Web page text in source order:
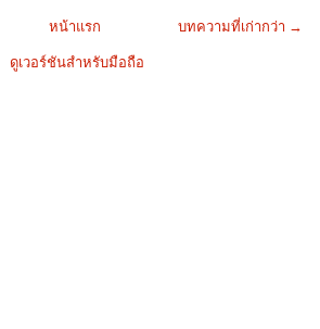
บทความที่เก่ากว่า →
หน้าแรก
ดูเวอร์ชันสำหรับมือถือ